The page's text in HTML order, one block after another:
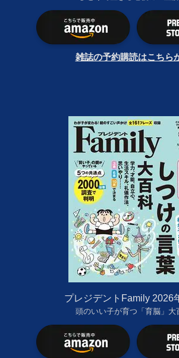
雑誌の予約購読はこちら
プレジデントFamily 2026
頭のいい子が育つ「育脳」大